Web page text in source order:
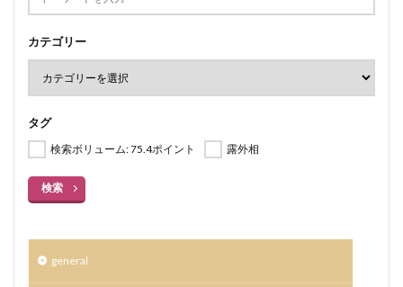
カテゴリー
タグ
検索ボリューム: 75.4ポイント 露外相
検索
general